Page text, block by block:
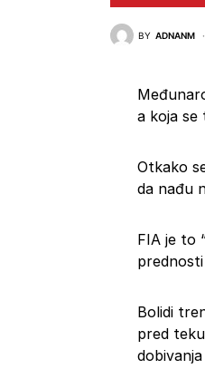
BY ADNANM
a koja se
Otkako
da nađu
FIA je to
Bolidi
pred